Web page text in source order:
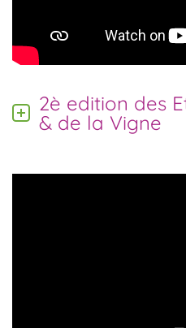
2è edition des
& de la Vigne